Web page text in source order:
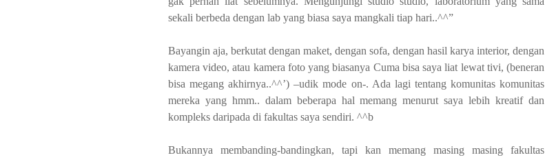
sekali berbeda dengan lab yang biasa saya mangkali tiap hari..^^”
Bayangin aja, berkutat dengan maket, dengan sofa, dengan hasil karya interior, dengan
kamera video, atau kamera foto yang biasanya Cuma bisa saya liat lewat tivi, (beneran
bisa megang akhirnya..^^’) –udik mode on-. Ada lagi tentang komunitas komunitas
mereka yang hmm.. dalam beberapa hal memang menurut saya lebih kreatif dan
kompleks daripada di fakultas saya sendiri. ^^b
Bukannya membanding-bandingkan, tapi kan memang masing masing fakultas